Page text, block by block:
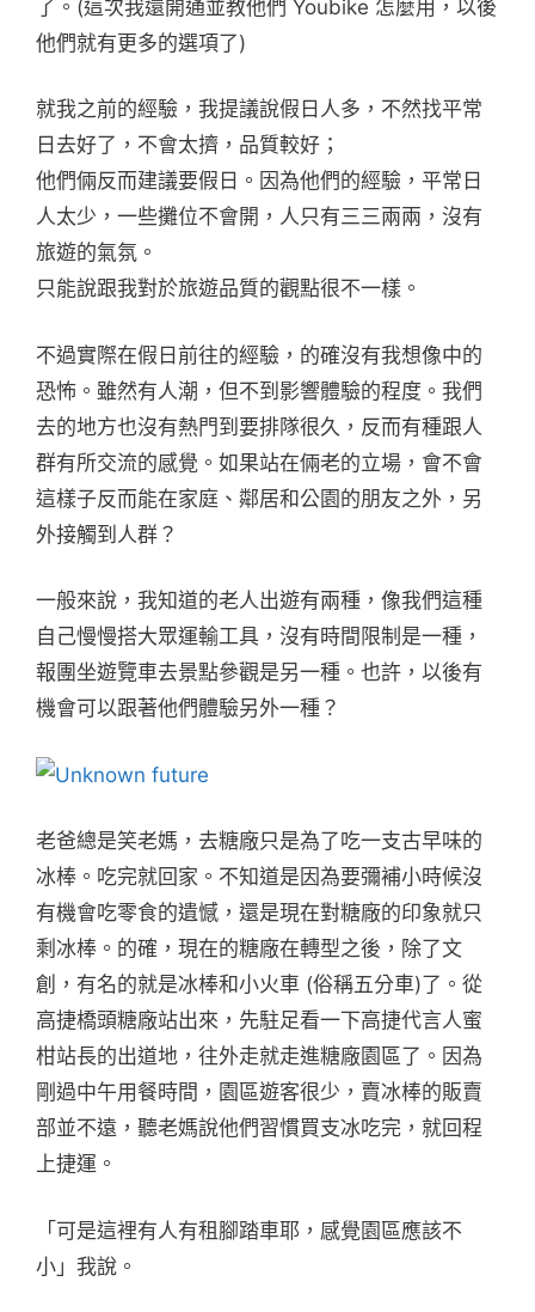
了。(這次我還開通並教他們 Youbike 怎麼用，以後
他們就有更多的選項了)
就我之前的經驗，我提議說假日人多，不然找平常
日去好了，不會太擠，品質較好；
他們倆反而建議要假日。因為他們的經驗，平常日
人太少，一些攤位不會開，人只有三三兩兩，沒有
旅遊的氣氛。
只能說跟我對於旅遊品質的觀點很不一樣。
不過實際在假日前往的經驗，的確沒有我想像中的
恐怖。雖然有人潮，但不到影響體驗的程度。我們
去的地方也沒有熱門到要排隊很久，反而有種跟人
群有所交流的感覺。如果站在倆老的立場，會不會
這樣子反而能在家庭、鄰居和公園的朋友之外，另
外接觸到人群？
一般來說，我知道的老人出遊有兩種，像我們這種
自己慢慢搭大眾運輸工具，沒有時間限制是一種，
報團坐遊覽車去景點參觀是另一種。也許，以後有
機會可以跟著他們體驗另外一種？
老爸總是笑老媽，去糖廠只是為了吃一支古早味的
冰棒。吃完就回家。不知道是因為要彌補小時候沒
有機會吃零食的遺憾，還是現在對糖廠的印象就只
剩冰棒。的確，現在的糖廠在轉型之後，除了文
創，有名的就是冰棒和小火車 (俗稱五分車)了。從
高捷橋頭糖廠站出來，先駐足看一下高捷代言人蜜
柑站長的出道地，往外走就走進糖廠園區了。因為
剛過中午用餐時間，園區遊客很少，賣冰棒的販賣
部並不遠，聽老媽說他們習慣買支冰吃完，就回程
上捷運。
「可是這裡有人有租腳踏車耶，感覺園區應該不
小」我說。